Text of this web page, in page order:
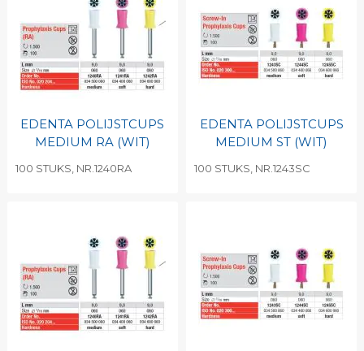
EDENTA POLIJSTCUPS
MEDIUM RA (WIT)
100 STUKS, NR.1240RA
EDENTA POLIJSTCUPS
MEDIUM ST (WIT)
100 STUKS, NR.1243SC